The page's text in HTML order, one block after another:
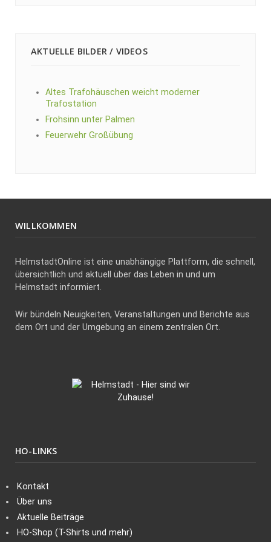
AKTUELLE BILDER / VIDEOS
Altes Trafohäuschen weicht moderner
Trafostation
Frohsinn unter Palmen
Feuerwehr Großübung
WILLKOMMEN
HelmstadtOnline ist eine unabhängige Plattform, die schnell,
übersichtlich und aktuell über das Leben in und um
Helmstadt informiert.
Wir bündeln Neuigkeiten, Veranstaltungen und Berichte aus
dem Ort und der Umgebung an einem zentralen Ort.
HO-LINKS
Kontakt
Über uns
Aktuelle Beiträge
HO-Shop (T-Shirts und mehr)